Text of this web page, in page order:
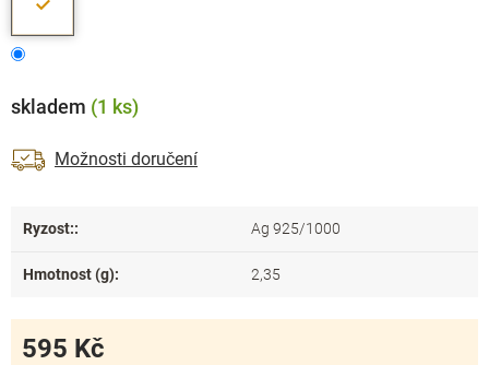
skladem (1 ks)
Možnosti doručení
595 Kč
Ryzost:: Ag 925/1000
Hmotnost (g): 2,35